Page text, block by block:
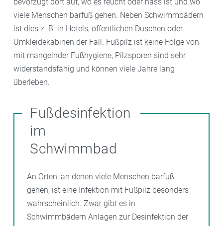
bevorzugt dort auf, wo es feucht oder nass ist und wo
viele Menschen barfuß gehen. Neben Schwimmbädern
ist dies z. B. in Hotels, öffentlichen Duschen oder
Umkleidekabinen der Fall. Fußpilz ist keine Folge von
mit mangelnder Fußhygiene, Pilzsporen sind sehr
widerstandsfähig und können viele Jahre lang
überleben.
Fußdesinfektion
im
Schwimmbad
An Orten, an denen viele Menschen barfuß
gehen, ist eine Infektion mit Fußpilz besonders
wahrscheinlich. Zwar gibt es in
Schwimmbädern Anlagen zur Desinfektion der